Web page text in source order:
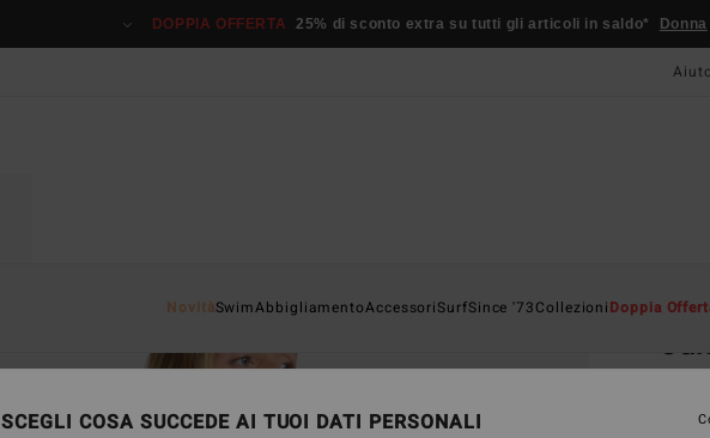
DOPPIA OFFERTA 25% di sconto extra su tutti gli articoli in saldo* Donna
NovitàSwimAbbigliamentoAccessoriSurfSince '73CollezioniDoppia
SCEGLI COSA SUCCEDE AI TUOI DATI PERSONALI